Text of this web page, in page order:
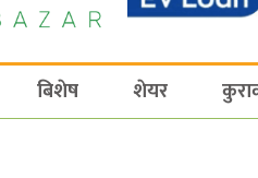
बिशेष शेयर